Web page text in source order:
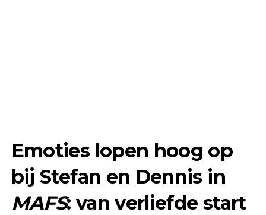
Emoties lopen hoog op
bij Stefan en Dennis in
MAFS: van verliefde start